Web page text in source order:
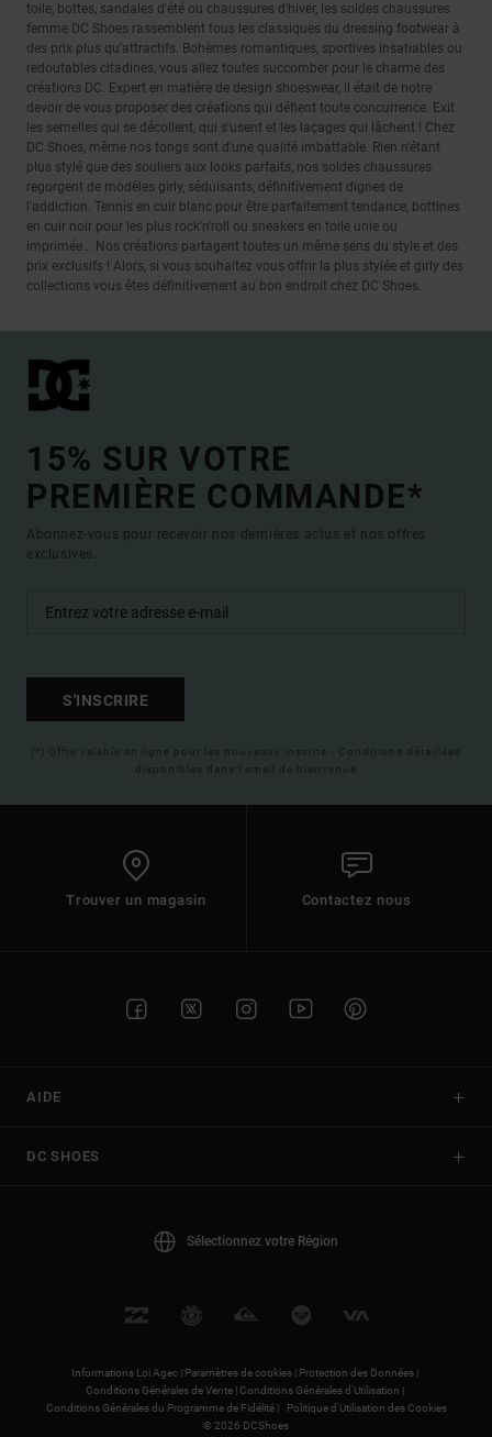
toile, bottes, sandales d'été ou chaussures d'hiver, les soldes chaussures
femme DC Shoes rassemblent tous les classiques du dressing footwear à
des prix plus qu'attractifs. Bohèmes romantiques, sportives insatiables ou
redoutables citadines, vous allez toutes succomber pour le charme des
créations DC. Expert en matière de design shoeswear, il était de notre
devoir de vous proposer des créations qui défient toute concurrence. Exit
les semelles qui se décollent, qui s'usent et les laçages qui lâchent ! Chez
DC Shoes, même nos tongs sont d'une qualité imbattable. Rien n'étant
plus stylé que des souliers aux looks parfaits, nos soldes chaussures
regorgent de modèles girly, séduisants, définitivement dignes de
l'addiction. Tennis en cuir blanc pour être parfaitement tendance, bottines
en cuir noir pour les plus rock'n'roll ou sneakers en toile unie ou
imprimée... Nos créations partagent toutes un même sens du style et des
prix exclusifs ! Alors, si vous souhaitez vous offrir la plus stylée et girly des
collections vous êtes définitivement au bon endroit chez DC Shoes.
15% SUR VOTRE
PREMIÈRE COMMANDE*
Abonnez-vous pour recevoir nos dernières actus et nos offres
exclusives.
S'INSCRIRE
(*) Offre valable en ligne pour les nouveaux inscrits - Conditions détaillées
disponibles dans l'email de bienvenue
Trouver un magasin Contactez nous
AIDE
DC SHOES
Sélectionnez votre Région
Informations Loi Agec | Paramètres de cookies | Protection des Données |
Conditions Générales de Vente |Conditions Générales d'Utilisation |
Conditions Générales du Programme de Fidélité |
Politique d'Utilisation des Cookies
© 2026 DCShoes